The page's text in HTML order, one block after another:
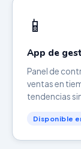
📱
App de
Panel de
ventas en
tendencias
Disponible